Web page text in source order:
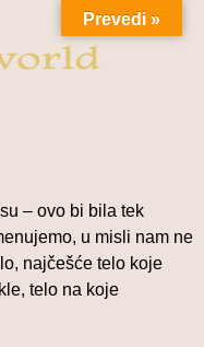
– ovo bi bila tek
u misli nam ne
najčešće telo koje
telo na koje
Prevedi »